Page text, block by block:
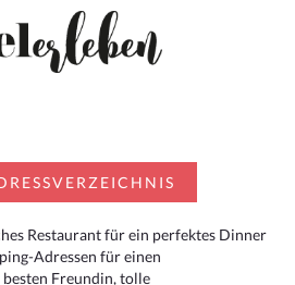
Restaurant für ein perfektes Dinner
Adressen für einen
Freundin, tolle